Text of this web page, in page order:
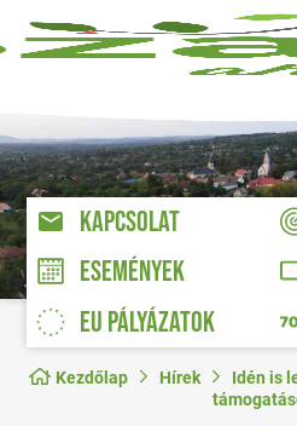
KAPCSOLAT
ESEMÉNYEK
EU PÁLYÁZATOK
Kezdőlap Hírek
Idén is